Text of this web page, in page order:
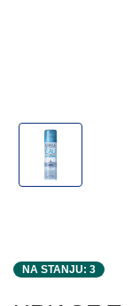
NA STANJU: 3